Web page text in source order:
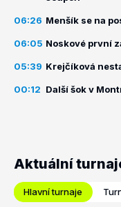
06:26 Menšík se na
06:05 Noskové první
05:39 Krejčíková
00:12 Další šok v
Aktuální
Hlavní turnaje